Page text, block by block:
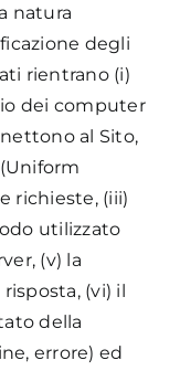
natura
degli
rientrano (i)
dei computer
al Sito,
richieste, (iii)
utilizzato
(v) la
(vi) il
della
errore) ed